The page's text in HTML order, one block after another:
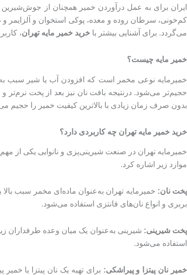
ایران برای به عمل درآوردن خمیر همچنان از
کم‌خونی، سرطان روده و معده، پوکی استخوان و آلزایمر و
می‌گردد. برای آشنایی بیشتر با خرید خمیر مایه تهران،
خمیر مایه چیست؟
خمیرمایه نوعی مخمر است که افزودن آب یا شیر سبب به
حجیم‌تر می‌شود. درنتیجه بافت نان نیز بعد از پخت
بدون صرف زمان زیادی با بالاترین کیفیت خمیر را حجیم
خرید خمیر مایه تهران چه کاربردی دارد؟
خمیرمایه تهران در صنعت شیرینی‌پزی و نانوایی یکی از
موارد زیر اشاره کرد.
پخت نان: خمیرمایه تهران به‌عنوان ماده‌ای مخمر سبب
بربری و انواع نان‌های فانتزی استفاده می‌شود.
پخت شیرینی: شیرینی به‌عنوان یک میان وعده طرفداران
استفاده می‌شود.
خمیر نان پیتزا و پیراشکی: برای تهیه یک نان پیتزا یا